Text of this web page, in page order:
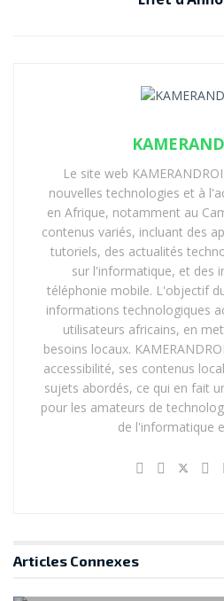
Le site web
nouvelles technologies et à
en Afrique, notamment au
contenus variés, incluant des
tutoriels, des actualités
sur l'informatique, et des
téléphonie mobile. L'objectif
informations technologiques
utilisateurs africains, en
besoins locaux.
accessibilité, ses contenus
sujets abordés, ce qui en fait
pour les amateurs de
de l'informatique
Articles Connexes